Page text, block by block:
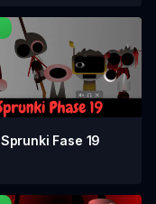
Sprunki Fase 19